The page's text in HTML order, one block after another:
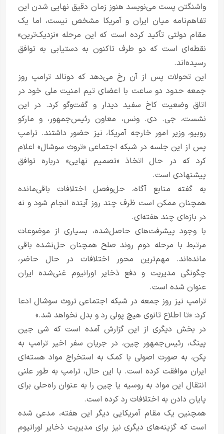
واشنگتن پست می‌نویسد هنوز زمان دقیق نهایی شدن این
تفاهم‌نامه میان ایران و آمریکا مشخص نیست، اما یک
مقام دولتی تأکید کرده است که این مرحله «نزدیک‌ترین»
نقطه‌ای است که دو طرف تاکنون به دستیابی به توافق
رسیده‌اند.
این تحولات پس از آن رخ می‌دهد که دونالد ترامپ روز
جمعه حدود دو ساعت با اعضای تیم امنیت ملی خود در
اتاق وضعیت کاخ سفید دیدار و گفت‌وگو کرد. در این
نشست، جی. دی. ونس، معاون رئیس‌جمهور، و مارکو
روبیو، وزیر امور خارجه آمریکا، نیز حضور داشتند. ترامپ
پس از این جلسه در شبکه اجتماعی «تروث سوشال» اعلام
کرد که در حال اتخاذ «تصمیم نهایی» درباره توافق
پیشنهادی است.
به گفته منابع آگاه، حل‌وفصل اختلافات باقی‌مانده
همچنان ممکن است ظرف چند روز آینده انجام شود و نه
در بازه‌ای چند هفته‌ای.
با وجود پیشرفت‌های حاصل‌شده، بسیاری از موضوعات
مرتبط با مرحله دوم روند صلح همچنان حل‌نشده باقی
مانده‌اند. مهم‌ترین محور اختلافات در حال حاضر،
چگونگی مدیریت و دفع ذخایر اورانیوم غنی‌شده ایران
عنوان شده است.
ترامپ نیز روز جمعه در شبکه اجتماعی تروث سوشال ادعا
کرد: «تا اطلاع ثانوی هیچ پولی رد و بدل نخواهد شد.»
در بخش دیگری از این گزارش آمده است که شی جین
پینگ، رئیس‌جمهور چین، در جریان سفر اخیر ترامپ به
پکن، به صورت اصولی با کمک به استخراج مواد هسته‌ای
ایران موافقت کرده است. با این حال، ترامپ به طور علنی
انتقال این مواد به روسیه یا چین را به عنوان راه‌حلی برای
پایان دادن به اختلافات رد کرده است.
همچنین یک مقام آمریکایی دیگر این هفته، مدعی شده
است که گزینه‌های دیگری نیز برای مدیریت ذخایر اورانیوم